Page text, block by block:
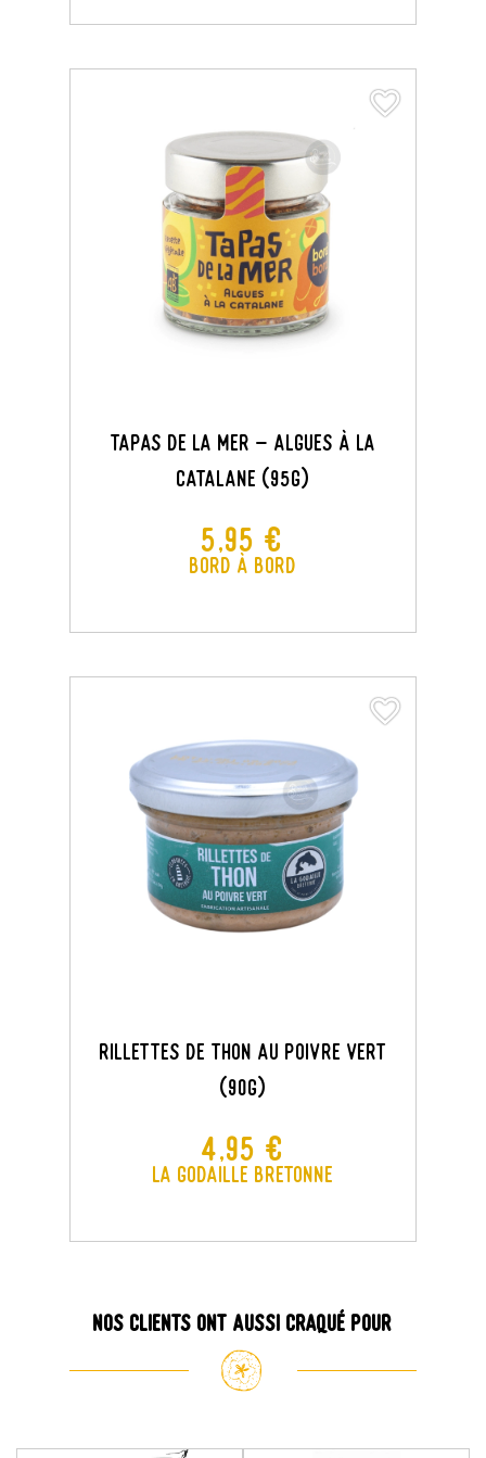
Tapas De La Mer - Algues À La
Catalane (95G)
Prix
5,95 €
Bord à Bord
favorite_border
favorite_border
Rillettes De Thon Au Poivre Vert
(90g)
Prix
4,95 €
La Godaille Bretonne
favorite_border
favorite_border
Nos clients ont aussi craqué pour